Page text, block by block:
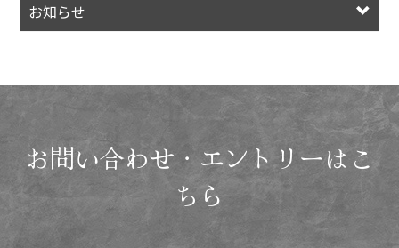
お知らせ
お問い合わせ・エントリーはこ
ちら